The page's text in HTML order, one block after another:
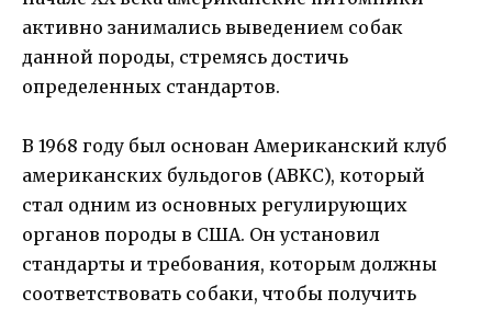
активно занимались выведением собак
данной породы, стремясь достичь
определенных стандартов.
В 1968 году был основан Американский клуб
американских бульдогов (ABKC), который
стал одним из основных регулирующих
органов породы в США. Он установил
стандарты и требования, которым должны
соответствовать собаки, чтобы получить